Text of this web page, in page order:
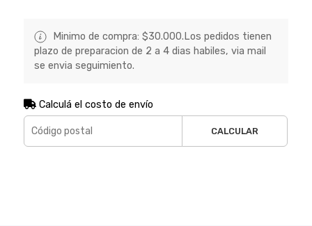
Minimo de compra: $30.000.Los pedidos tienen
plazo de preparacion de 2 a 4 dias habiles, via mail
se envia seguimiento.
Calculá el costo de envío
CALCULAR